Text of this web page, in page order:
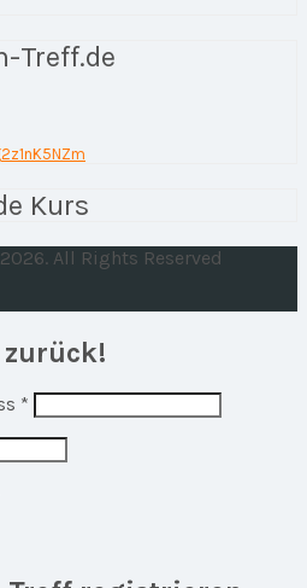
Treff.de
Kurs
All Rights Reserved
*